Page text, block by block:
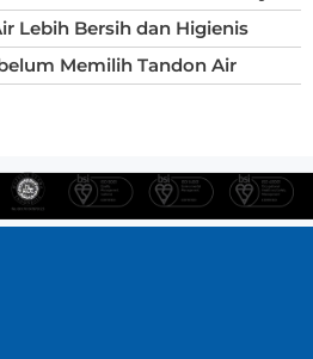
Lebih Bersih dan Higienis
Memilih Tandon Air